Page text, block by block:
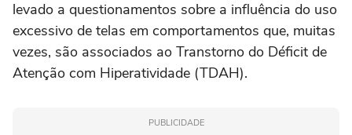
levado a questionamentos sobre a influência do uso
excessivo de telas em comportamentos que, muitas
vezes, são associados ao Transtorno do Déficit de
Atenção com Hiperatividade (TDAH).
PUBLICIDADE